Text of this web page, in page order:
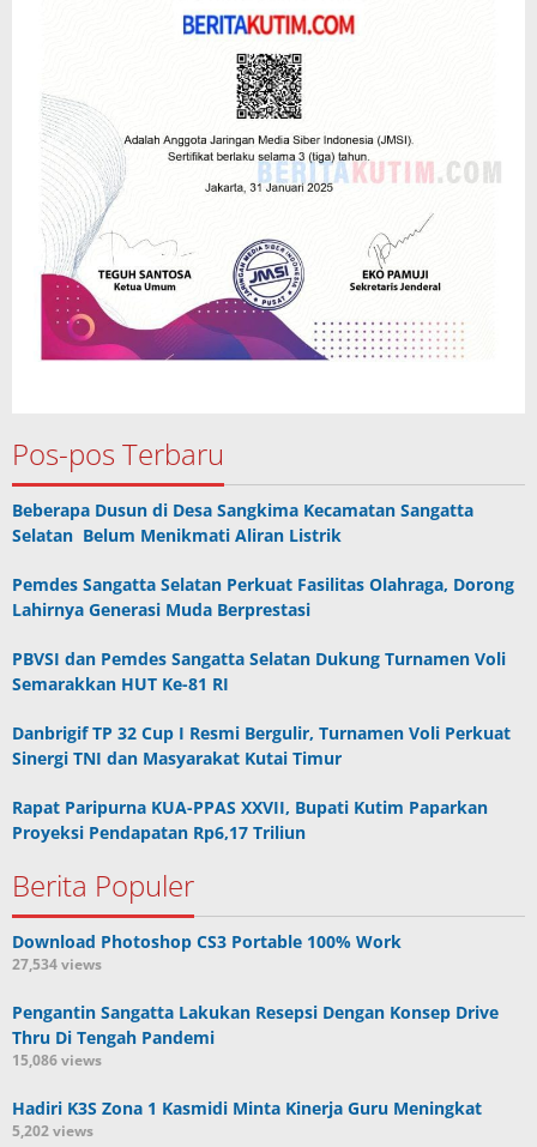
Pos-pos Terbaru
Beberapa Dusun di Desa Sangkima Kecamatan Sangatta
Selatan Belum Menikmati Aliran Listrik
Pemdes Sangatta Selatan Perkuat Fasilitas Olahraga, Dorong
Lahirnya Generasi Muda Berprestasi
PBVSI dan Pemdes Sangatta Selatan Dukung Turnamen Voli
Semarakkan HUT Ke-81 RI
Danbrigif TP 32 Cup I Resmi Bergulir, Turnamen Voli Perkuat
Sinergi TNI dan Masyarakat Kutai Timur
Rapat Paripurna KUA-PPAS XXVII, Bupati Kutim Paparkan
Proyeksi Pendapatan Rp6,17 Triliun
Berita Populer
Download Photoshop CS3 Portable 100% Work
27,534 views
Pengantin Sangatta Lakukan Resepsi Dengan Konsep Drive
Thru Di Tengah Pandemi
15,086 views
Hadiri K3S Zona 1 Kasmidi Minta Kinerja Guru Meningkat
5,202 views